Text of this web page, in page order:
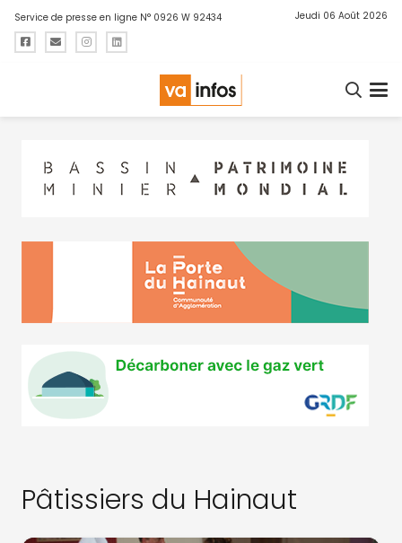
Service de presse en ligne N° 0926 W 92434 Jeudi 06 Août 2026
Pâtissiers du Hainaut